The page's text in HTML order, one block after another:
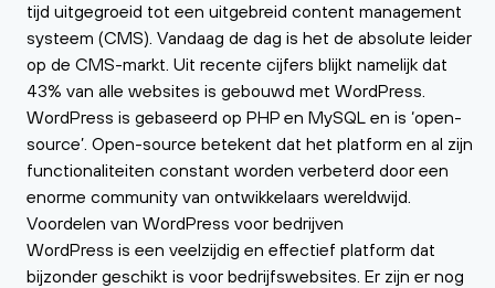
tijd uitgegroeid tot een uitgebreid content management
systeem (CMS). Vandaag de dag is het de absolute leider
op de CMS-markt. Uit recente cijfers blijkt namelijk dat
43% van alle websites is gebouwd met WordPress.
WordPress is gebaseerd op PHP en MySQL en is ‘open-
source’. Open-source betekent dat het platform en al zijn
functionaliteiten constant worden verbeterd door een
enorme community van ontwikkelaars wereldwijd.
Voordelen van WordPress voor bedrijven
WordPress is een veelzijdig en effectief platform dat
bijzonder geschikt is voor bedrijfswebsites. Er zijn er nog